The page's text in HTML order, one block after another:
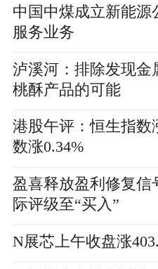
中国中煤成立新能源
服务业务
泸溪河：排除发现金
桃酥产品的可能
港股午评：恒生指数
数涨0.34%
盈喜释放盈利修复信
际评级至“买入”
N展芯上午收盘涨